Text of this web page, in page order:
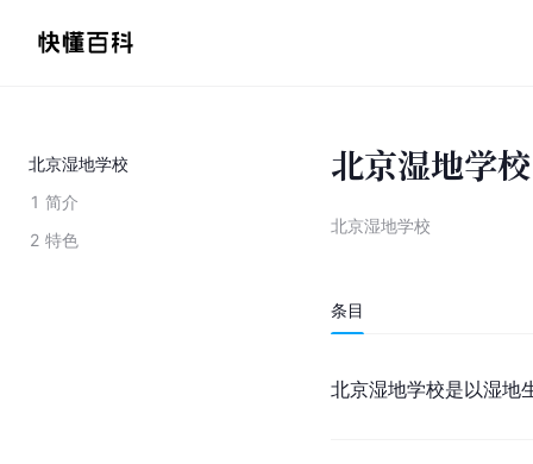
北京湿地学校
1 简介
2 特色
北京湿地学校
北京湿地学校
条目
北京湿地学校是以湿地